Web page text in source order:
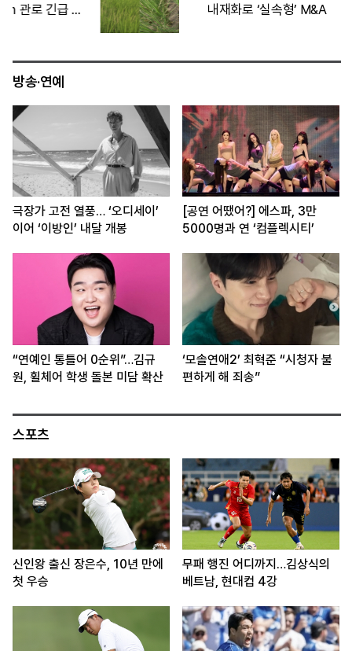
내재화로 ‘실속형’ M&A
방송·연예
극장가 고전 열풍… ‘오디세이’
이어 ‘이방인’ 내달 개봉
[공연 어땠어?] 에스파, 3만
5000명과 연 ‘컴플렉시티’
“연예인 통틀어 0순위”…김규
원, 휠체어 학생 돌본 미담 확산
‘모솔연애2’ 최혁준 “시청자 불
편하게 해 죄송”
스포츠
신인왕 출신 장은수, 10년 만에
첫 우승
무패 행진 어디까지…김상식의
베트남, 현대컵 4강